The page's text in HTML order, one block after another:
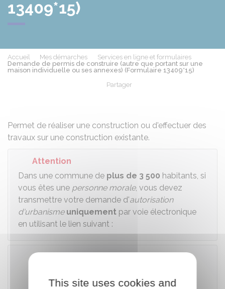
13409*15)
Accueil Mes démarches
Services en ligne et formulaires
Demande de permis de construire (autre que portant sur une
maison individuelle ou ses annexes) (Formulaire 13409*15)
Partager
Permet de réaliser une construction ou d'effectuer des
travaux sur une construction existante.
Attention
Dans une commune de plus de 3 500 habitants, si
vous êtes une personne morale, vous devez
transmettre votre demande d'autorisation
d'urbanisme uniquement par voie électronique
en utilisant le lien suivant :
Télécharger le formulaire
This site uses cookies and